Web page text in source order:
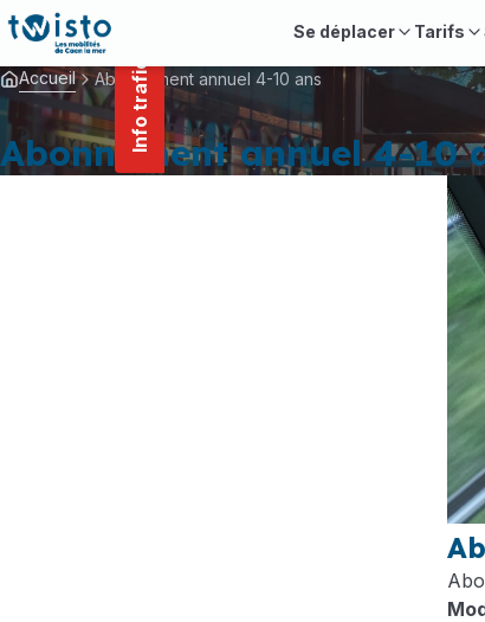
principal
Se déplacer Tarifs
Info trafic
Accueil Abonnement annuel 4-10 ans
Abonnement annuel 4-10
Panneau de gestion des cookies